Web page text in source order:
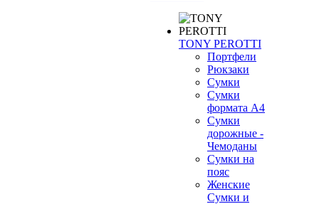
TONY PEROTTI
Портфели
Рюкзаки
Сумки
Сумки
формата А4
Сумки
дорожные -
Чемоданы
Сумки на
пояс
Женские
Сумки и